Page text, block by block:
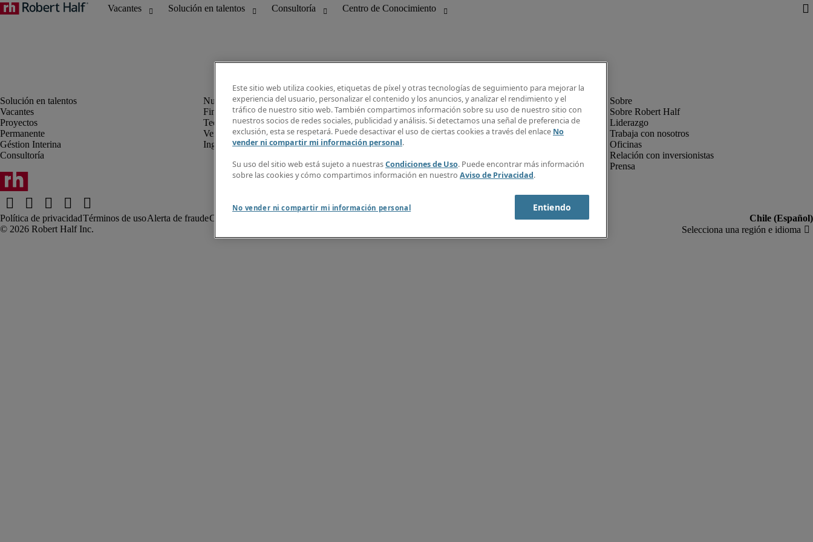
Vacantes
Proyectos
Permanente
Géstion Interina
Consultoría
Finanzas y Contabilidad
Tecnología de la Información
Ventas y Marketing
Ingeniería
Guía Salarial
Centro de Conocimiento
Recibe nuestra newsletter
Sobre Robert Half
Liderazgo
Trabaja con nosotros
Oficinas
Relación con inversionistas
Prensa
Política de privacidadTérminos de usoAlerta de fraudeComentarios al webmaster
Este sitio web utiliza cookies, etiquetas de píxel y otras tecnologías de seguimiento para mejorar la
experiencia del usuario, personalizar el contenido y los anuncios, y analizar el rendimiento y el
tráfico de nuestro sitio web. También compartimos información sobre su uso de nuestro sitio con
nuestros socios de redes sociales, publicidad y análisis. Si detectamos una señal de preferencia de
exclusión, esta se respetará. Puede desactivar el uso de ciertas cookies a través del enlace No
vender ni compartir mi información personal.
Su uso del sitio web está sujeto a nuestrasCondiciones de Uso. Puede encontrar más información
sobre las cookies y cómo compartimos información en nuestro Aviso de Privacidad.
No vender ni compartir mi información personal Entiendo